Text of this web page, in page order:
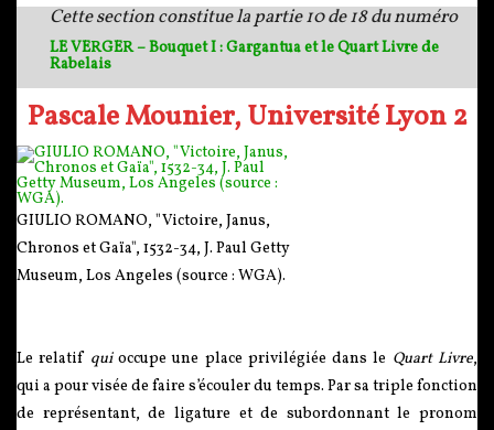
Cette section constitue la partie 10 de 18 du numéro
LE VERGER – Bouquet I : Gargantua et le Quart Livre de
Rabelais
Pascale Mounier, Université Lyon 2
GIULIO ROMANO, "Victoire, Janus,
Chronos et Gaïa", 1532-34, J. Paul Getty
Museum, Los Angeles (source : WGA).
Le relatif quioccupe une place privilégiée dans le Quart Livre,
qui a pour visée de faire s’écouler du temps. Par sa triple fonction
de représentant, de ligature et de subordonnant le pronom